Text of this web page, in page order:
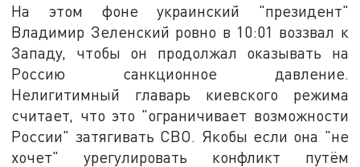
На этом фоне украинский "президент"
Владимир Зеленский ровно в 10:01 воззвал к
Западу, чтобы он продолжал оказывать на
Россию санкционное давление.
Нелигитимный главарь киевского режима
считает, что это "ограничивает возможности
России" затягивать СВО. Якобы если она "не
хочет" урегулировать конфликт путём